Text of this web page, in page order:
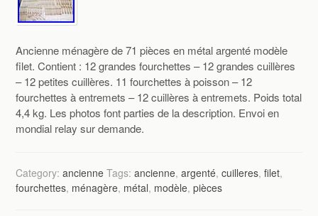
Ancienne ménagère de 71 pièces en métal argenté modèle
filet. Contient : 12 grandes fourchettes – 12 grandes cuillères
– 12 petites cuillères. 11 fourchettes à poisson – 12
fourchettes à entremets – 12 cuillères à entremets. Poids total
4,4 kg. Les photos font parties de la description. Envoi en
mondial relay sur demande.
Category:ancienne Tags:ancienne,argenté,cuilleres,filet,
fourchettes, ménagère, métal, modèle,pièces